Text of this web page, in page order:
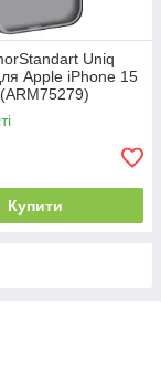
Uniq
Apple iPhone 15
Купити